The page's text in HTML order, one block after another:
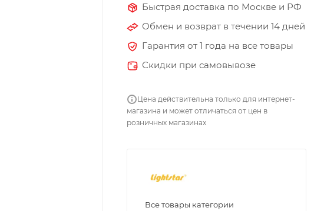
Быстрая доставка по Москве и РФ
Обмен и возврат в течении 14 дней
Гарантия от 1 года на все товары
Скидки при самовывозе
Цена действительна только для интернет-
магазина и может отличаться от цен в
розничных магазинах
Все товары категории